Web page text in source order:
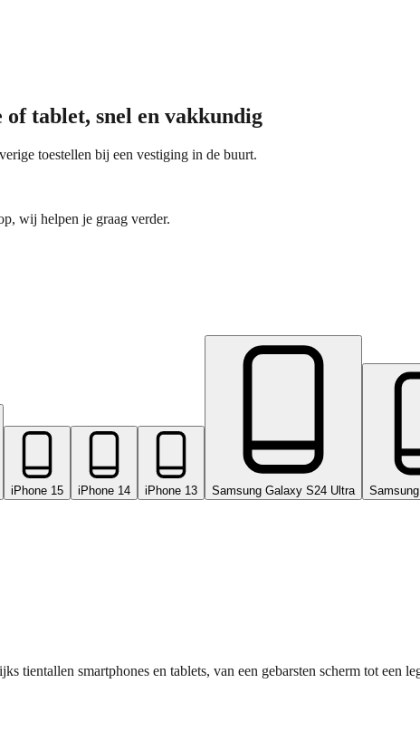
tablet, snel en vakkundig
toestellen bij een vestiging in de buurt.
wij helpen je graag verder.
iPhone 15 iPhone 14 iPhone 13 Samsung Galaxy S24 Ultra
tientallen smartphones en tablets, van een gebarsten scherm tot een